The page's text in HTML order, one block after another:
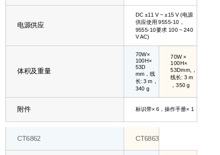
电源供应
DC ±11 V ~ ±15 V (电源
供应使用 9555-10，
9555-10要求 100 ~ 240
V AC)
体积及重量
70W×
100H×
53D
mm，线
长: 3 m，
340 g
70W ×
100H×
53Dmm,，
线长: 3 m
，350 g
附件 标识带× 6，操作手册× 1
CT6862 CT6863